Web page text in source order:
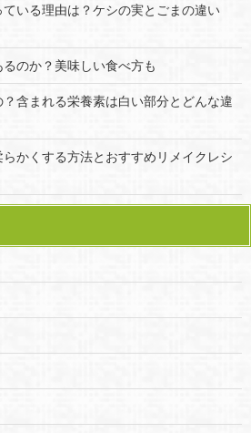
いる理由は？ケシの実とごまの違い
のか？美味しい食べ方も
含まれる栄養素は白い部分とどんな違
かくする方法とおすすめリメイクレシ